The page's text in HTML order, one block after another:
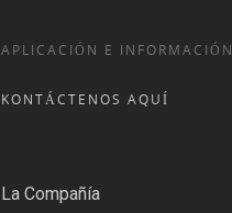
APLICACIÓN E INFORMACIÓN
KONTÁCTENOS AQUÍ
La Compañía